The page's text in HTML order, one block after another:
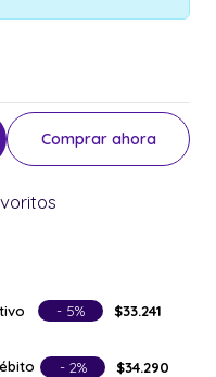
Comprar ahora
- 5% $33.241
- 2% $34.290